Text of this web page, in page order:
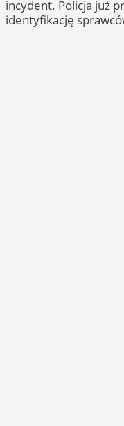
incydent. Policja już
identyfikację